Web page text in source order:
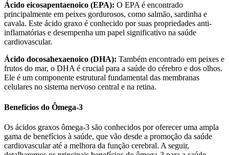
Ácido eicosapentaenoico (EPA): O EPA é encontrado
principalmente em peixes gordurosos, como salmão, sardinha e
cavala. Este ácido graxo é conhecido por suas propriedades anti-
inflamatórias e desempenha um papel significativo na saúde
cardiovascular.
Ácido docosahexaenoico (DHA): Também encontrado em peixes e
frutos do mar, o DHA é crucial para a saúde do cérebro e dos olhos.
Ele é um componente estrutural fundamental das membranas
celulares no sistema nervoso central e na retina.
Benefícios do Ômega-3
Os ácidos graxos ômega-3 são conhecidos por oferecer uma ampla
gama de benefícios à saúde, que vão desde a promoção da saúde
cardiovascular até a melhora da função cerebral. A seguir,